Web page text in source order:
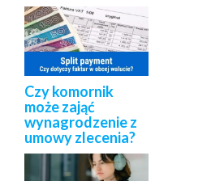
Czy komornik
może zająć
wynagrodzenie z
umowy zlecenia?